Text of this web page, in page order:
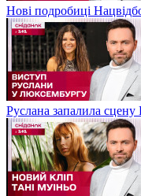
Нові подробиці
Руслана запалила